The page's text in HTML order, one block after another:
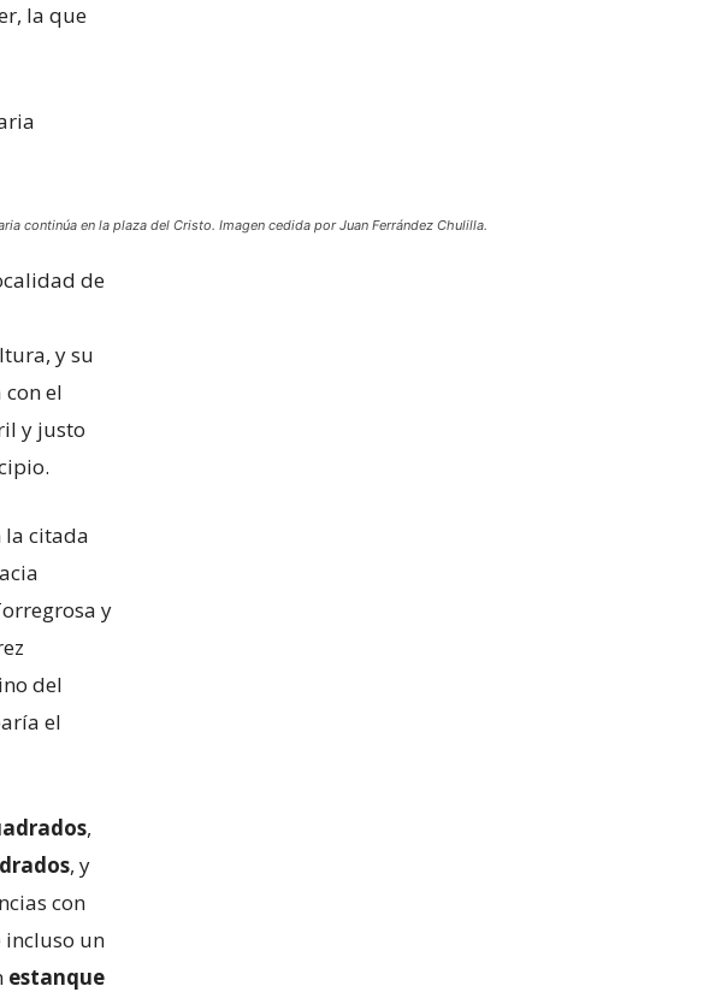
la que
continúa en la plaza del Cristo. Imagen cedida por Juan Ferrández Chulilla.
de
y su
el
y justo
la citada
y
del
el
,
, y
con
incluso un
estanque